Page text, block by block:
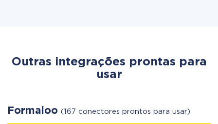
Outras integrações prontas para
usar
Formaloo (167 conectores prontos para usar)